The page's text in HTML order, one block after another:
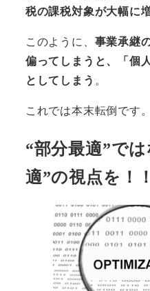
税の課税対象が大幅に
このように、 事業承継
偏ってしまうと、「個
としてしまう 。
これでは本末転倒です。
“部分最適”で
適”の視点を ！！